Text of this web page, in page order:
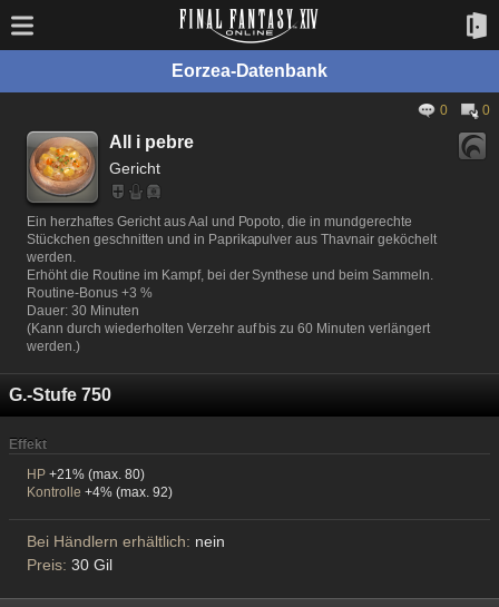
Eorzea-Datenbank
0 0
All i pebre
Gericht
Ein herzhaftes Gericht aus Aal und Popoto, die in mundgerechte
Stückchen geschnitten und in Paprikapulver aus Thavnair geköchelt
werden.
Erhöht die Routine im Kampf, bei der Synthese und beim Sammeln.
Routine-Bonus +3 %
Dauer: 30 Minuten
(Kann durch wiederholten Verzehr auf bis zu 60 Minuten verlängert
werden.)
G.-Stufe 750
Effekt
HP+21% (max. 80)
Kontrolle +4% (max. 92)
Bei Händlern erhältlich: nein
Preis: 30 Gil